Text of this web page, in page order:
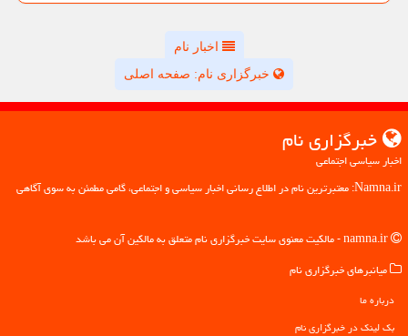
اخبار نام
خبرگزاری نام: صفحه اصلی
خبرگزاری نام
اخبار سیاسی اجتماعی
Namna.ir: معتبرترین نام در اطلاع رسانی اخبار سیاسی و اجتماعی، گامی مطمئن به سوی آگاهی
میانبرهای خبرگزاری نام
درباره ما
بک لینک در خبرگزاری نام